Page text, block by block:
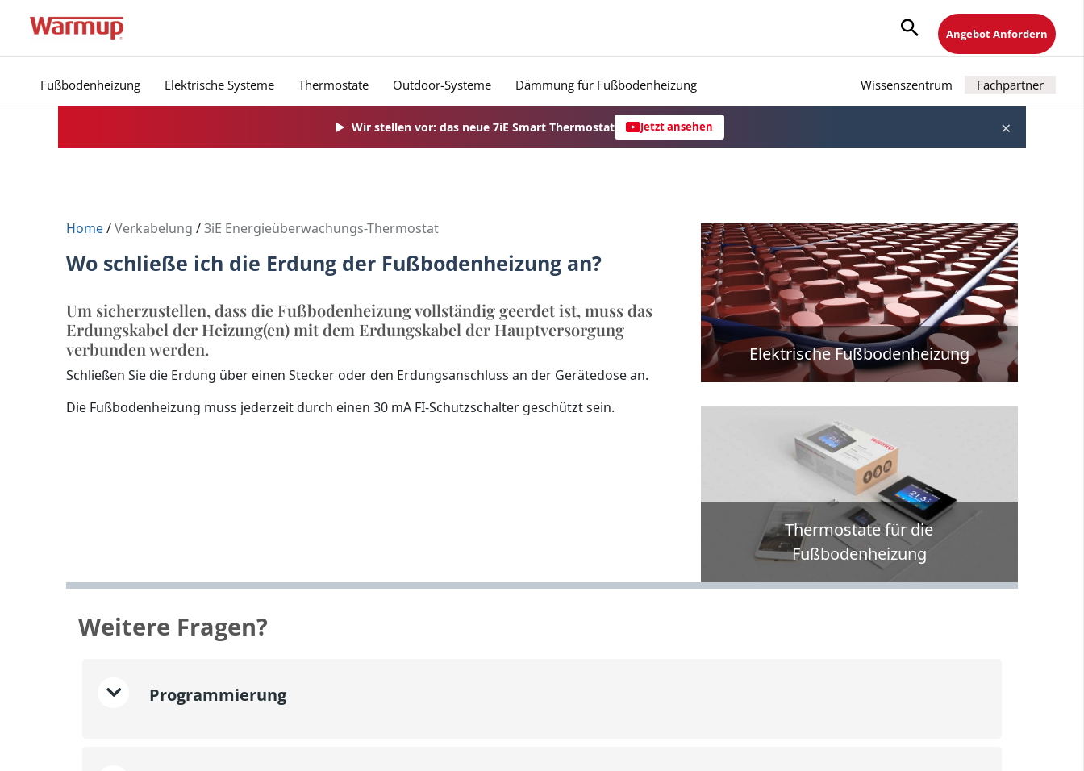
Inhalt
Angebot Anfordern
Fußbodenheizung Elektrische Systeme Thermostate Outdoor-Systeme Dämmung für Fußbodenheizung Wissenszentrum Fachpartner
▶ Wir stellen vor: das neue 7iE Smart Thermostat Jetzt ansehen ×
Home/Verkabelung /3iE Energieüberwachungs-Thermostat
Wo schließe ich die Erdung der Fußbodenheizung an?
Um sicherzustellen, dass die Fußbodenheizung vollständig geerdet ist, muss das
Erdungskabel der Heizung(en) mit dem Erdungskabel der Hauptversorgung
verbunden werden.
Schließen Sie die Erdung über einen Stecker oder den Erdungsanschluss an der Gerätedose an.
Die Fußbodenheizung muss jederzeit durch einen 30 mA FI-Schutzschalter geschützt sein.
Elektrische Fußbodenheizung
Thermostate für die
Fußbodenheizung
Weitere Fragen?
Programmierung